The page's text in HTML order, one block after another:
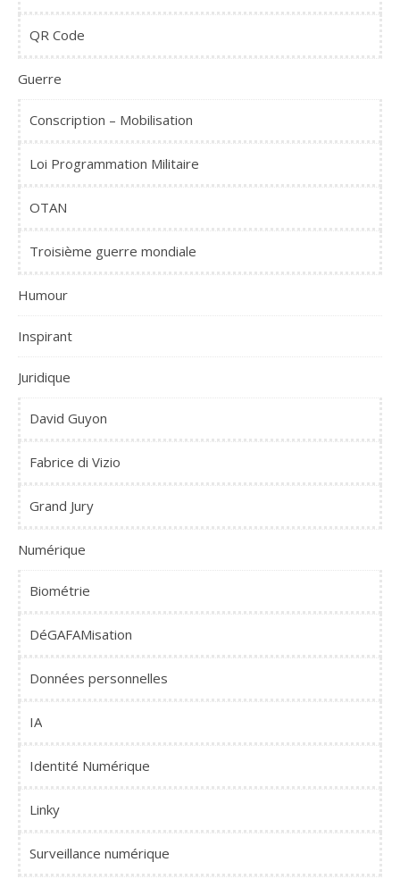
QR Code
Guerre
Conscription – Mobilisation
Loi Programmation Militaire
OTAN
Troisième guerre mondiale
Humour
Inspirant
Juridique
David Guyon
Fabrice di Vizio
Grand Jury
Numérique
Biométrie
DéGAFAMisation
Données personnelles
IA
Identité Numérique
Linky
Surveillance numérique